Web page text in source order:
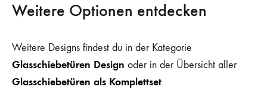
Weitere Optionen entdecken
Weitere Designs findest du in der Kategorie
Glasschiebetüren Design oder in der Übersicht aller
Glasschiebetüren als Komplettset.